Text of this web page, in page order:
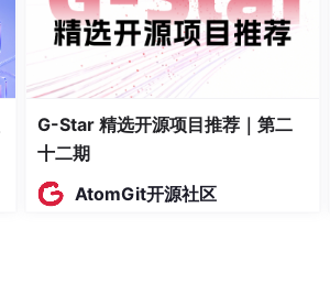
G-Star 精选开源项目推荐｜第二
十二期
AtomGit开源社区